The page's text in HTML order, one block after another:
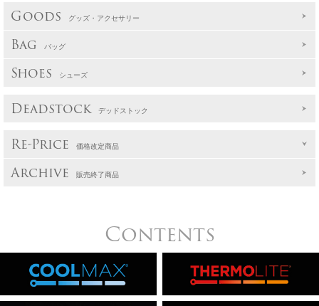
Goods グッズ・アクセサリー
Bag バッグ
Shoes シューズ
Deadstock デッドストック
Re-Price 価格改定商品
Archive 販売終了商品
Contents